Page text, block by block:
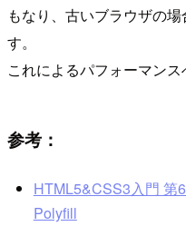
もなり、古いブラウザの
す。
これによるパフォーマンス
参考：
HTML5&CSS3入門 第
Polyfill